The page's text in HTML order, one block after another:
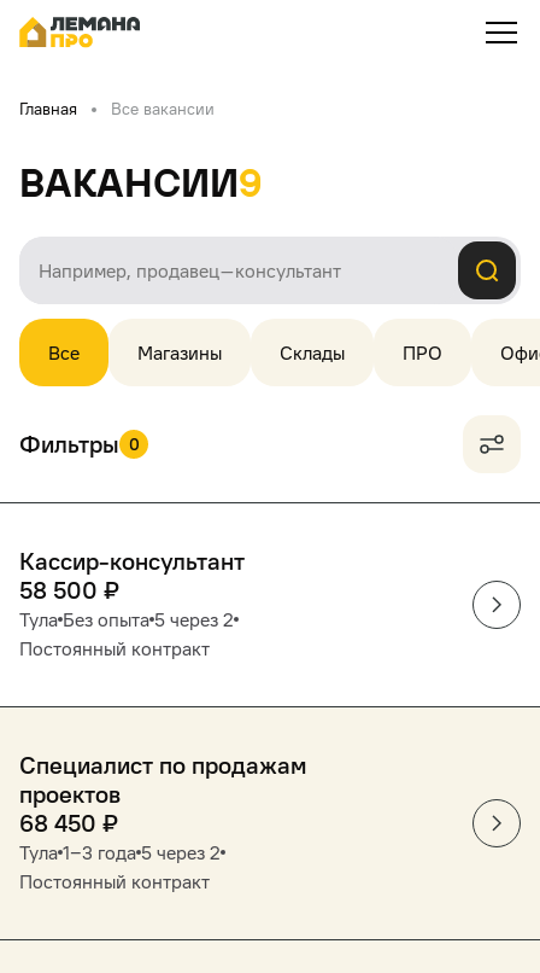
Главная Все вакансии
Вакансии9
Все Магазины Склады ПРО
Фильтры 0
Кассир-консультант
58 500 ₽
Тула Без опыта 5 через 2
Постоянный контракт
Специалист по продажам
проектов
68 450 ₽
Тула 1‒3 года 5 через 2
Постоянный контракт